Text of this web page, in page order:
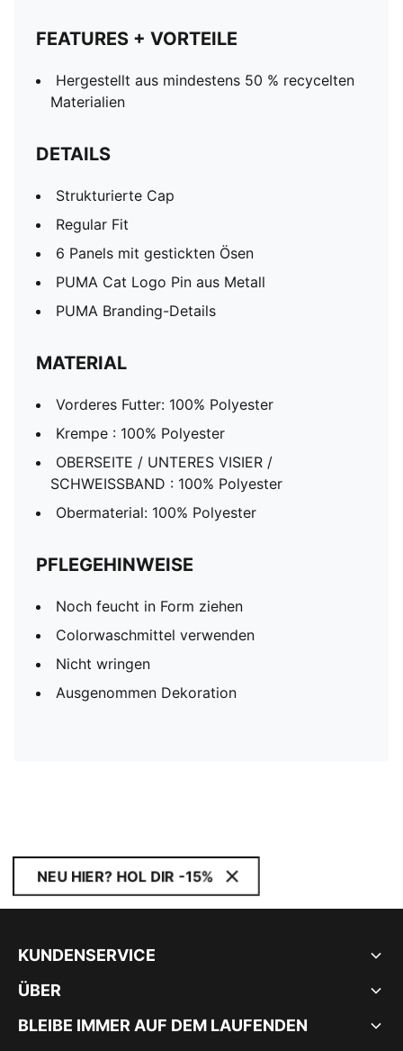
FEATURES + VORTEILE
Hergestellt aus mindestens 50 % recycelten
Materialien
DETAILS
Strukturierte Cap
Regular Fit
6 Panels mit gestickten Ösen
PUMA Cat Logo Pin aus Metall
PUMA Branding-Details
MATERIAL
Vorderes Futter: 100% Polyester
Krempe : 100% Polyester
OBERSEITE / UNTERES VISIER /
SCHWEISSBAND : 100% Polyester
Obermaterial: 100% Polyester
PFLEGEHINWEISE
Noch feucht in Form ziehen
Colorwaschmittel verwenden
Nicht wringen
Ausgenommen Dekoration
NEU HIER? HOL DIR -15%
KUNDENSERVICE
ÜBER
BLEIBE IMMER AUF DEM LAUFENDEN